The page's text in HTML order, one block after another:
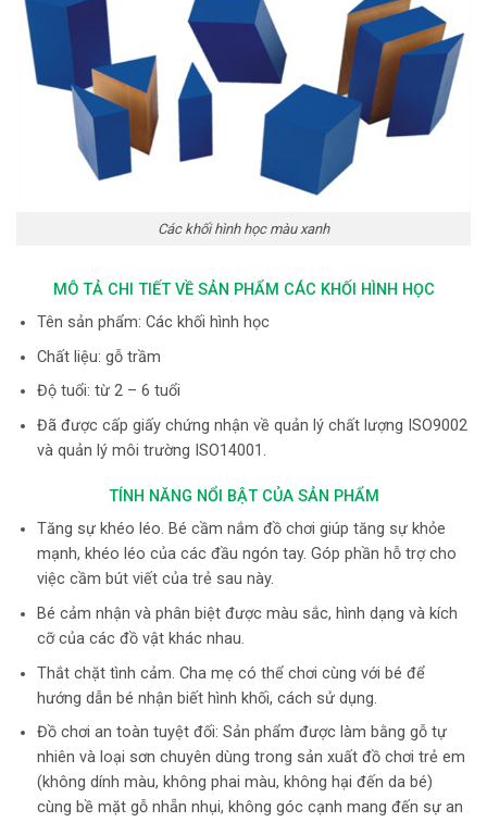
Các khối hình học màu xanh
MÔ TẢ CHI TIẾT VỀ SẢN PHẨM CÁC KHỐI HÌNH HỌC
Tên sản phẩm: Các khối hình học
Chất liệu: gỗ trầm
Độ tuổi: từ 2 – 6 tuổi
Đã được cấp giấy chứng nhận về quản lý chất lượng ISO9002
và quản lý môi trường ISO14001.
TÍNH NĂNG NỔI BẬT CỦA SẢN PHẨM
Tăng sự khéo léo. Bé cầm nắm đồ chơi giúp tăng sự khỏe
mạnh, khéo léo của các đầu ngón tay. Góp phần hỗ trợ cho
việc cầm bút viết của trẻ sau này.
Bé cảm nhận và phân biệt được màu sắc, hình dạng và kích
cỡ của các đồ vật khác nhau.
Thắt chặt tình cảm. Cha mẹ có thể chơi cùng với bé để
hướng dẫn bé nhận biết hình khối, cách sử dụng.
Đồ chơi an toàn tuyệt đối: Sản phẩm được làm bằng gỗ tự
nhiên và loại sơn chuyên dùng trong sản xuất đồ chơi trẻ em
(không dính màu, không phai màu, không hại đến da bé)
cùng bề mặt gỗ nhẵn nhụi, không góc cạnh mang đến sự an